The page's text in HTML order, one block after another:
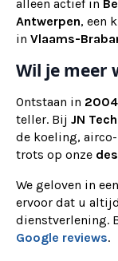
alleen actief in
Antwerpen, een
in Vlaams-
Wil je meer
Ontstaan in 2004
teller. Bij JN
de koeling,
trots op onze
We geloven in
ervoor dat u
dienstverlening.
Google reviews.